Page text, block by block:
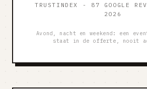
TRUSTINDEX - 87 GOOGLE
2026
Avond, nacht en weekend: een
staat in de offerte, nooit